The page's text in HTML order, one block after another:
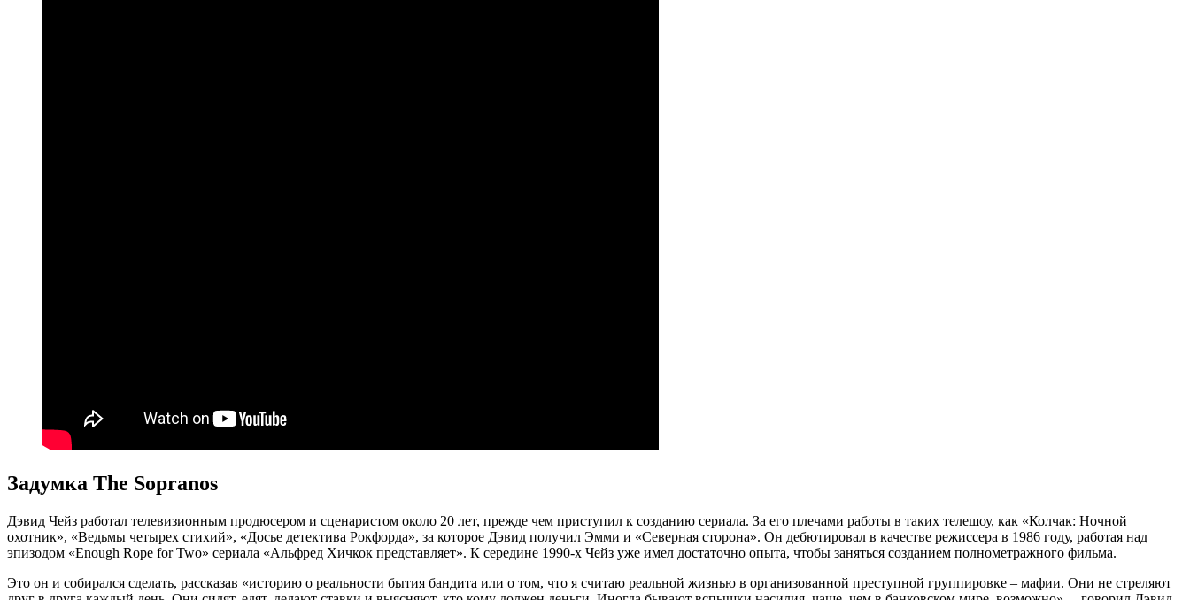
Задумка The Sopranos
Дэвид Чейз работал телевизионным продюсером и сценаристом около 20 лет, прежде чем приступил к созданию сериала. За его плечами работы в таких телешоу, как «Колчак: Ночной
охотник», «Ведьмы четырех стихий», «Досье детектива Рокфорда», за которое Дэвид получил Эмми и «Северная сторона». Он дебютировал в качестве режиссера в 1986 году, работая над
эпизодом «Enough Rope for Two» сериала «Альфред Хичкок представляет». К середине 1990-х Чейз уже имел достаточно опыта, чтобы заняться созданием полнометражного фильма.
Это он и собирался сделать, рассказав «историю о реальности бытия бандита или о том, что я считаю реальной жизнью в организованной преступной группировке – мафии. Они не стреляют